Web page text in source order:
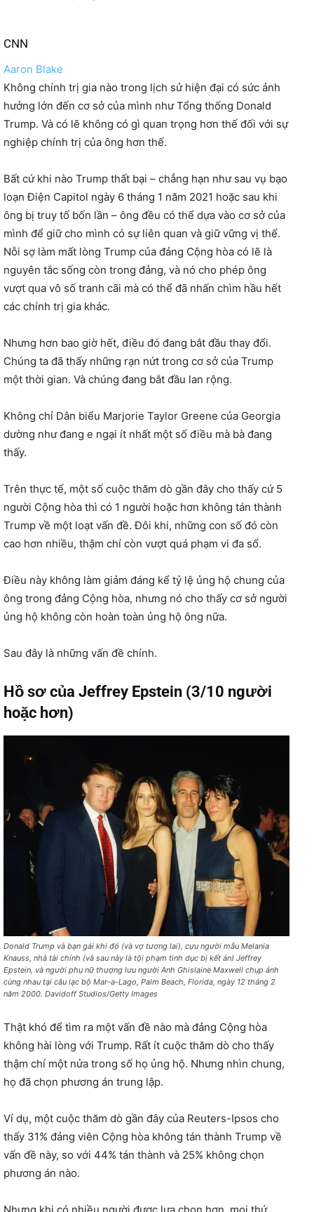
CNN
Aaron Blake
Không chính trị gia nào trong lịch sử hiện đại có sức ảnh
hưởng lớn đến cơ sở của mình như Tổng thống Donald
Trump. Và có lẽ không có gì quan trọng hơn thế đối với sự
nghiệp chính trị của ông hơn thế.
Bất cứ khi nào Trump thất bại – chẳng hạn như sau vụ bạo
loạn Điện Capitol ngày 6 tháng 1 năm 2021 hoặc sau khi
ông bị truy tố bốn lần – ông đều có thể dựa vào cơ sở của
mình để giữ cho mình có sự liên quan và giữ vững vị thế.
Nỗi sợ làm mất lòng Trump của đảng Cộng hòa có lẽ là
nguyên tắc sống còn trong đảng, và nó cho phép ông
vượt qua vô số tranh cãi mà có thể đã nhấn chìm hầu hết
các chính trị gia khác.
Nhưng hơn bao giờ hết, điều đó đang bắt đầu thay đổi.
Chúng ta đã thấy những rạn nứt trong cơ sở của Trump
một thời gian. Và chúng đang bắt đầu lan rộng.
Không chỉ Dân biểu Marjorie Taylor Greene của Georgia
dường như đang e ngại ít nhất một số điều mà bà đang
thấy.
Trên thực tế, một số cuộc thăm dò gần đây cho thấy cứ 5
người Cộng hòa thì có 1 người hoặc hơn không tán thành
Trump về một loạt vấn đề. Đôi khi, những con số đó còn
cao hơn nhiều, thậm chí còn vượt quá phạm vi đa số.
Điều này không làm giảm đáng kể tỷ lệ ủng hộ chung của
ông trong đảng Cộng hòa, nhưng nó cho thấy cơ sở người
ủng hộ không còn hoàn toàn ủng hộ ông nữa.
Sau đây là những vấn đề chính.
Hồ sơ của Jeffrey Epstein (3/10 người
hoặc hơn)
Donald Trump và bạn gái khi đó (và vợ tương lai), cựu người mẫu Melania
Knauss, nhà tài chính (và sau này là tội phạm tình dục bị kết án) Jeffrey
Epstein, và người phụ nữ thượng lưu người Anh Ghislaine Maxwell chụp ảnh
cùng nhau tại câu lạc bộ Mar-a-Lago, Palm Beach, Florida, ngày 12 tháng 2
năm 2000. Davidoff Studios/Getty Images
Thật khó để tìm ra một vấn đề nào mà đảng Cộng hòa
không hài lòng với Trump. Rất ít cuộc thăm dò cho thấy
thậm chí một nửa trong số họ ủng hộ. Nhưng nhìn chung,
họ đã chọn phương án trung lập.
Ví dụ, một cuộc thăm dò gần đây của Reuters-Ipsos cho
thấy 31% đảng viên Cộng hòa không tán thành Trump về
vấn đề này, so với 44% tán thành và 25% không chọn
phương án nào.